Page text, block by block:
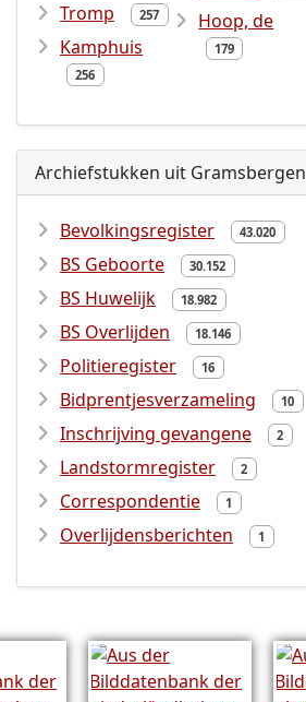
Tromp 257
Kamphuis
256
Hoop, de
179
Archiefstukken uit Gramsbergen
Bevolkingsregister 43.020
BS Geboorte 30.152
BS Huwelijk 18.982
BS Overlijden 18.146
Politieregister 16
Bidprentjesverzameling 10
Inschrijving gevangene 2
Landstormregister 2
Correspondentie 1
Overlijdensberichten 1